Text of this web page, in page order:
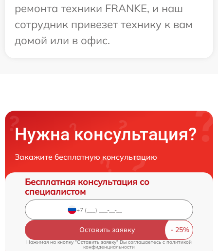
ремонта техники FRANKE, и наш
сотрудник привезет технику к вам
домой или в офис.
Нужна консультация?
Закажите бесплатную консультацию
Бесплатная консультация со
специалистом
Оставить заявку
Нажимая на кнопку "Оставить заявку" Вы соглашаетесь cполитикой
конфиденциальности